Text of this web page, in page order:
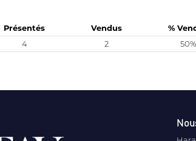
Présentés Vendus %
4
2 50%